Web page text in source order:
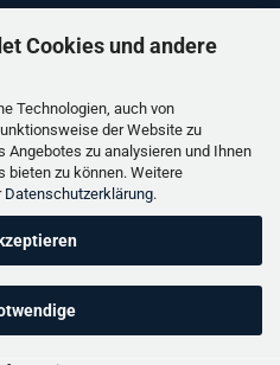
Cookies und andere
Technologien, auch von
der Website zu
Angebotes zu analysieren und Ihnen
bieten zu können. Weitere
Datenschutzerklärung.